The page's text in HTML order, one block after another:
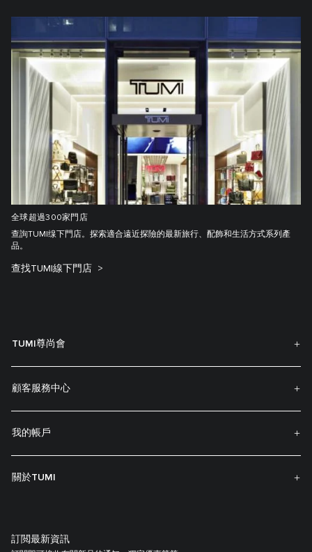
全球超過300家門店
查詢TUMI缐下門店。探索適合遠近探險的最新旅行、配飾和生活方式系列產
品。
查找TUMI線下門店
TUMI尊尚會
顧客服務中心
我的帳戶
關於TUMI
訂閲最新資訊